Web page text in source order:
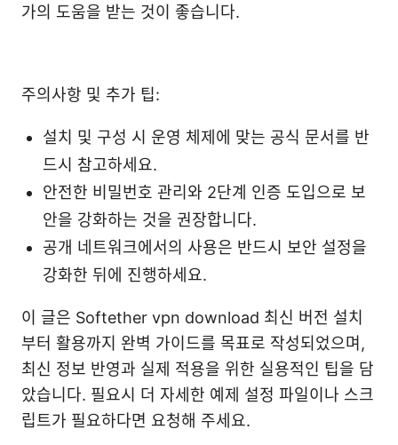
가의 도움을 받는 것이 좋습니다.
주의사항 및 추가 팁:
설치 및 구성 시 운영 체제에 맞는 공식 문서를 반
드시 참고하세요.
안전한 비밀번호 관리와 2단계 인증 도입으로 보
안을 강화하는 것을 권장합니다.
공개 네트워크에서의 사용은 반드시 보안 설정을
강화한 뒤에 진행하세요.
이 글은 Softether vpn download 최신 버전 설치
부터 활용까지 완벽 가이드를 목표로 작성되었으며,
최신 정보 반영과 실제 적용을 위한 실용적인 팁을 담
았습니다. 필요시 더 자세한 예제 설정 파일이나 스크
립트가 필요하다면 요청해 주세요.